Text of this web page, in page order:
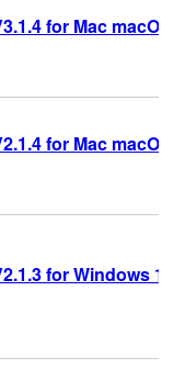
for Mac macOS
for Mac macOS
for Windows 11/